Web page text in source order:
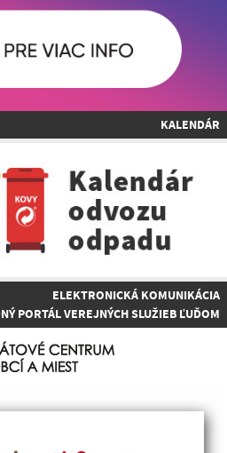
KALENDÁR
ELEKTRONICKÁ KOMUNIKÁCIA
PORTÁL VEREJNÝCH SLUŽIEB ĽUĎOM